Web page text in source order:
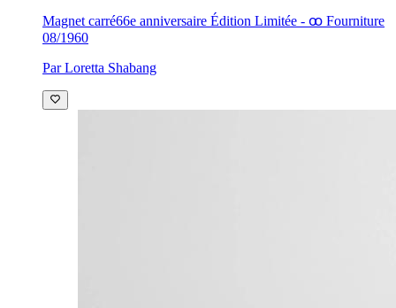
Magnet carré66e anniversaire Édition Limitée - ꝏ Fourniture
08/1960
Par Loretta Shabang